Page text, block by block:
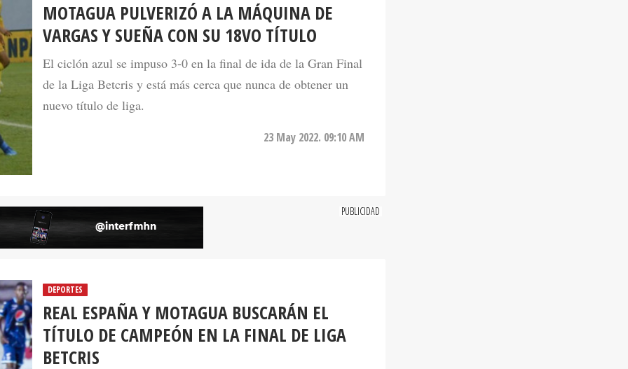
MOTAGUA PULVERIZÓ A LA MÁQUINA DE
VARGAS Y SUEÑA CON SU 18VO TÍTULO
El ciclón azul se impuso 3-0 en la final de ida de la Gran Final
de la Liga Betcris y está más cerca que nunca de obtener un
nuevo título de liga.
23 May 2022. 09:10 AM
REAL ESPAÑA Y MOTAGUA BUSCARÁN EL
TÍTULO DE CAMPEÓN EN LA FINAL DE LIGA
BETCRIS
La final del fútbol hondureño inicia el próximo domingo 22 de